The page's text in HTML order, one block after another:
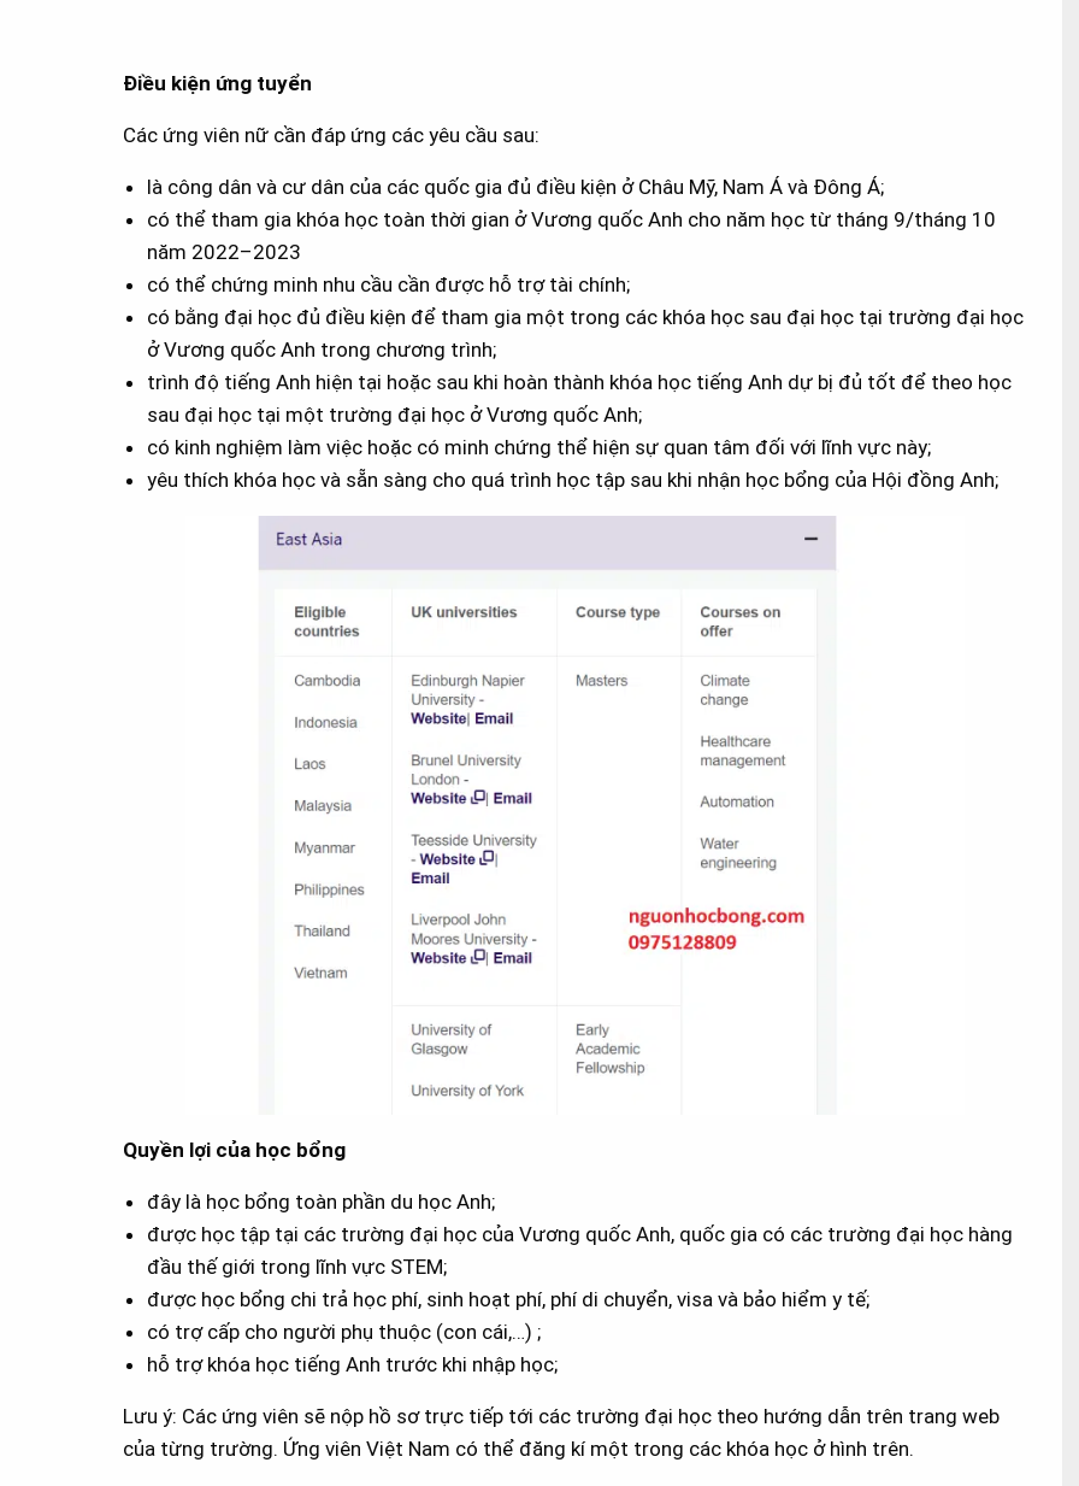
Điều kiện ứng tuyển
Các ứng viên nữ cần đáp ứng các yêu cầu sau:
là công dân và cư dân của các quốc gia đủ điều kiện ở Châu Mỹ, Nam Á và Đông Á;
có thể tham gia khóa học toàn thời gian ở Vương quốc Anh cho năm học từ tháng 9/tháng 10
năm 2022–2023
có thể chứng minh nhu cầu cần được hỗ trợ tài chính;
có bằng đại học đủ điều kiện để tham gia một trong các khóa học sau đại học tại trường đại học
ở Vương quốc Anh trong chương trình;
trình độ tiếng Anh hiện tại hoặc sau khi hoàn thành khóa học tiếng Anh dự bị đủ tốt để theo học
sau đại học tại một trường đại học ở Vương quốc Anh;
có kinh nghiệm làm việc hoặc có minh chứng thể hiện sự quan tâm đối với lĩnh vực này;
yêu thích khóa học và sẵn sàng cho quá trình học tập sau khi nhận học bổng của Hội đồng Anh;
Quyền lợi của học bổng
đây là học bổng toàn phần du học Anh;
được học tập tại các trường đại học của Vương quốc Anh, quốc gia có các trường đại học hàng
đầu thế giới trong lĩnh vực STEM;
được học bổng chi trả học phí, sinh hoạt phí, phí di chuyển, visa và bảo hiểm y tế;
có trợ cấp cho người phụ thuộc (con cái,…) ;
hỗ trợ khóa học tiếng Anh trước khi nhập học;
Lưu ý: Các ứng viên sẽ nộp hồ sơ trực tiếp tới các trường đại học theo hướng dẫn trên trang web
của từng trường. Ứng viên Việt Nam có thể đăng kí một trong các khóa học ở hình trên.